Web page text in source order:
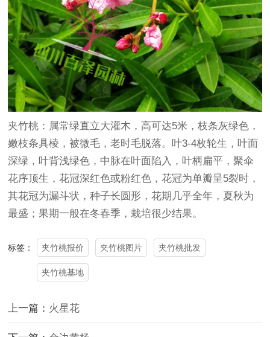
夹竹桃：属常绿直立大灌木 ，高可达5米，枝条灰绿色，
嫩枝条具棱，被微毛，老时毛脱落。叶3-4枚轮生，叶面
深绿，叶背浅绿色，中脉在叶面陷入，叶柄扁平，聚伞
花序顶生，花冠深红色或粉红色，花冠为单瓣呈5裂时，
其花冠为漏斗状，种子长圆形，花期几乎全年，夏秋为
最盛；果期一般在冬春季，栽培很少结果。
标签： 夹竹桃报价 夹竹桃图片 夹竹桃批发
夹竹桃基地
上一篇： 火星花